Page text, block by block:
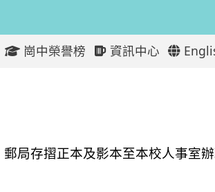
崗中榮譽榜 資訊中心
師錄取公告
局存摺正本及影本至本校人事室